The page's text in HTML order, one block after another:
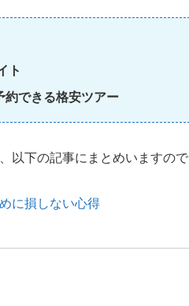
ト
約できる格安ツアー
以下の記事にまとめいますので
に損しない心得